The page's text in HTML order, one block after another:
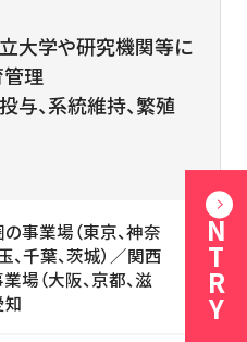
立大学や研究機関等に
理
与、系統維持、繁殖
事業場（東京、神奈
、千葉、茨城）／関西
場（大阪、京都、滋
知
ENTRY